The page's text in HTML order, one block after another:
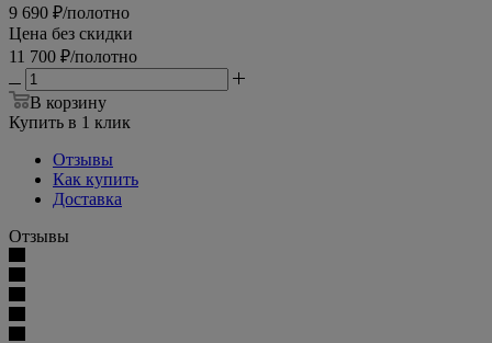
9 690 ₽/полотно
Цена без скидки
11 700 ₽/полотно
В корзину
Купить в 1 клик
Отзывы
Как купить
Доставка
Отзывы